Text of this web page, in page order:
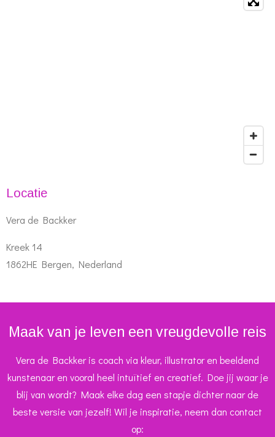
Locatie
Vera de Backker
Kreek 14
1862HE Bergen, Nederland
Maak van je leven een vreugdevolle reis
Vera de Backker is coach via kleur, illustrator en beeldend
kunstenaar en vooral heel intuïtief en creatief. Doe jij waar je
blij van wordt? Maak elke dag een stapje dichter naar de
beste versie van jezelf! Wil je inspiratie, neem dan contact
op: